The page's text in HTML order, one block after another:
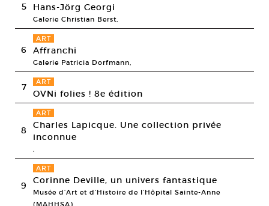
5 Hans-Jörg Georgi
Galerie Christian Berst,
6
ART
Affranchi
Galerie Patricia Dorfmann,
7 ART
OVNi folies ! 8e édition
8
ART
Charles Lapicque. Une collection privée
inconnue
9
ART
Corinne Deville, un univers fantastique
Musée d’Art et d’Histoire de l’Hôpital Sainte-Anne
(MAHHSA),